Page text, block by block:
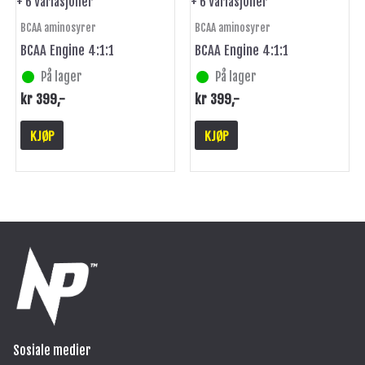
BCAA aminosyrer
BCAA Engine 4:1:1
På lager
kr 399,-
KJØP
BCAA aminosyrer
BCAA Engine 4:1:1
På lager
kr 399,-
KJØP
Sosiale medier